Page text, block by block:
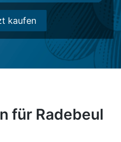
kaufen
für Radebeul